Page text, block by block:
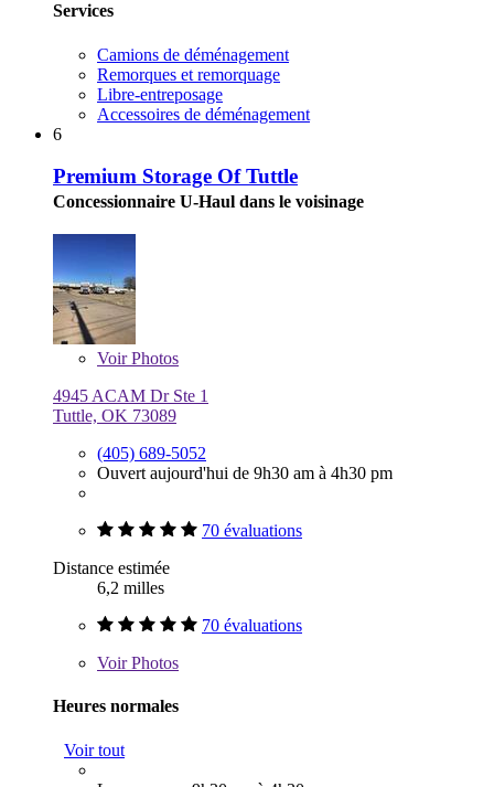
Services
Camions de déménagement
Remorques et remorquage
Libre-entreposage
Accessoires de déménagement
6
Premium Storage Of Tuttle
Concessionnaire U-Haul dans le voisinage
VoirPhotos
4945 ACAM Dr Ste 1
Tuttle, OK 73089
(405) 689-5052
Ouvert aujourd'hui de 9h30 am à 4h30 pm
70 évaluations
Distance estimée
6,2 milles
70 évaluations
VoirPhotos
Heures normales
Voir tout